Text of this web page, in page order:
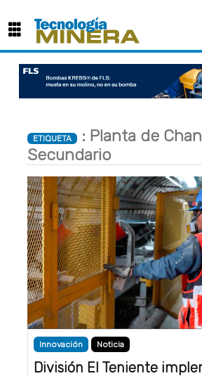
ETIQUETA
: Planta de
Secundario
Innovación Noticia
División El Teniente